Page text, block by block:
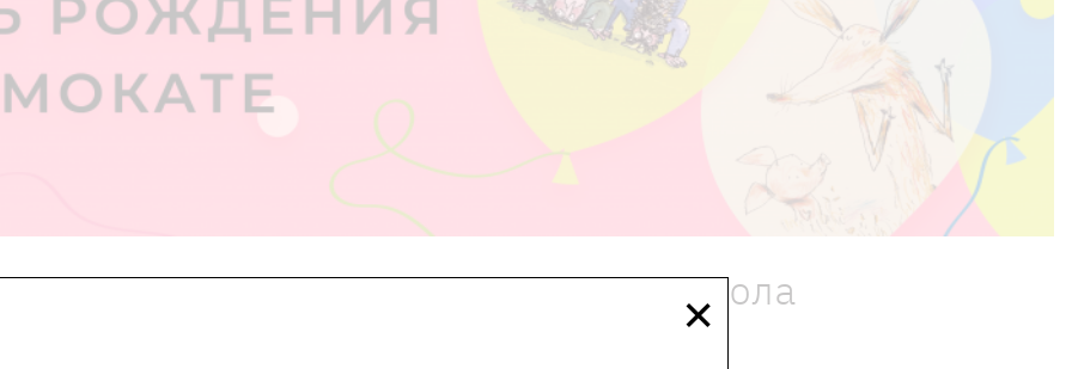
×
для школьников 18.4 13:30 Школа